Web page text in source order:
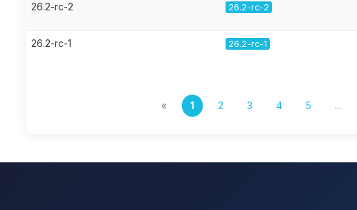
26.2-rc-2 26.2-rc-2
26.2-rc-1 26.2-rc-1
« 1 2 3 4 5 ...